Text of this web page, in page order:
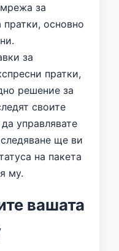
за
пратки, основно
за
пратки,
решение за
своите
управлявате
ще ви
на пакета
му.
вашата